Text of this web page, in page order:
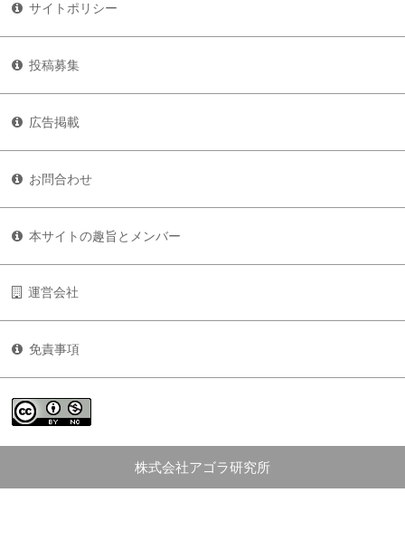
サイトポリシー
投稿募集
広告掲載
お問合わせ
本サイトの趣旨とメンバー
運営会社
免責事項
株式会社アゴラ研究所